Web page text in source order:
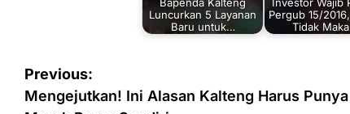
Luncurkan 5 Layanan
Baru untuk…
Pergub 15/
Tidak
Navigasi
pos
Previous:
Mengejutkan! Ini Alasan Kalteng Harus Punya